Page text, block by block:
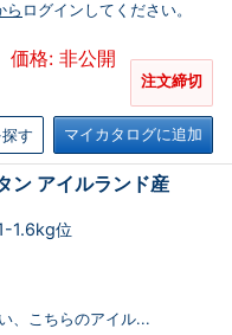
ら ログインしてください。
価格: 非公開
注文締切
す マイカタログに追加
ン アイルランド産
1.6kg位
、こちらのアイル...